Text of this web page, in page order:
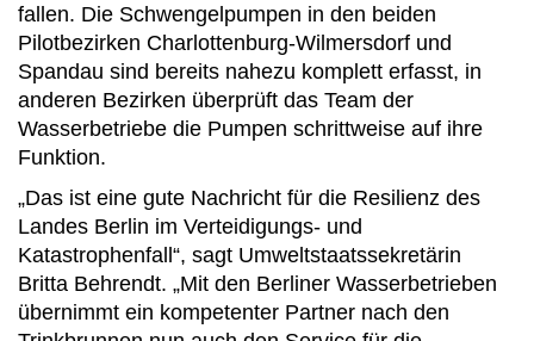
fallen. Die Schwengelpumpen in den beiden
Pilotbezirken Charlottenburg-Wilmersdorf und
Spandau sind bereits nahezu komplett erfasst, in
anderen Bezirken überprüft das Team der
Wasserbetriebe die Pumpen schrittweise auf ihre
Funktion.
„Das ist eine gute Nachricht für die Resilienz des
Landes Berlin im Verteidigungs- und
Katastrophenfall“, sagt Umweltstaatssekretärin
Britta Behrendt. „Mit den Berliner Wasserbetrieben
übernimmt ein kompetenter Partner nach den